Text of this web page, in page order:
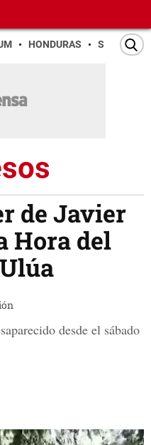
HONDURAS SAN PEDRO
de Javier
Hora del
desde el sábado